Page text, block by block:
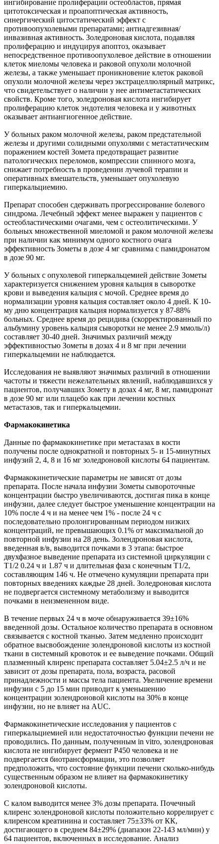
ингибирование пролиферации остеобластов, прямая
цитотоксическая и проапоптическая активность,
синергический цитостатический эффект с
противоопухолевыми препаратами; антиадгезивная/
инвазивная активность. Золедроновая кислота, подавляя
пролиферацию и индуцируя апоптоз, оказывает
непосредственное противоопухолевое действие в отношении
клеток миеломы человека и раковой опухоли молочной
железы, а также уменьшает проникновение клеток раковой
опухоли молочной железы через экстрацеллюлярный матрикс,
что свидетельствует о наличии у нее антиметастатических
свойств. Кроме того, золедроновая кислота ингибирует
пролиферацию клеток эндотелия человека и у животных
оказывает антиангиогенное действие.
У больных раком молочной железы, раком предстательной
железы и другими солидными опухолями с метастатическим
поражением костей Зомета предотвращает развитие
патологических переломов, компрессии спинного мозга,
снижает потребность в проведении лучевой терапии и
оперативных вмешательств, уменьшает опухолевую
гиперкальциемию.
Препарат способен сдерживать прогрессирование болевого
синдрома. Лечебный эффект менее выражен у пациентов с
остеобластическими очагами, чем с остеолитическими. У
больных множественной миеломой и раком молочной железы
при наличии как минимум одного костного очага
эффективность Зометы в дозе 4 мг сравнима с памидронатом
в дозе 90 мг.
У больных с опухолевой гиперкальцемией действие Зометы
характеризуется снижением уровня кальция в сыворотке
крови и выведения кальция с мочой. Среднее время до
нормализации уровня кальция составляет около 4 дней. К 10-
му дню концентрация кальция нормализуется у 87-88%
больных. Среднее время до рецидива (скорректированный по
альбумину уровень кальция сыворотки не менее 2.9 ммоль/л)
составляет 30-40 дней. Значимых различий между
эффективностью Зометы в дозах 4 и 8 мг при лечении
гиперкальцемии не наблюдается.
Исследования не выявляют значимых различий в отношении
частоты и тяжести нежелательных явлений, наблюдавшихся у
пациентов, получавших Зомету в дозах 4 мг, 8 мг, памидронат
в дозе 90 мг или плацебо как при лечении костных
метастазов, так и гиперкальцемии.
Фармакокинетика
Данные по фармакокинетике при метастазах в кости
получены после однократной и повторных 5- и 15-минутных
инфузий 2, 4, 8 и 16 мг золедроновой кислоты 64 пациентам.
Фармакокинетические параметры не зависят от дозы
препарата. После начала инфузии Зометы сывороточные
концентрации быстро увеличиваются, достигая пика в конце
инфузии, далее следует быстрое уменьшение концентрации на
10% после 4 ч и на менее чем 1% - после 24 ч с
последовательно пролонгированным периодом низких
концентраций, не превышающих 0.1% от максимальной до
повторной инфузии на 28 день. Золендроновая кислота,
введенная в/в, выводится почками в 3 этапа: быстрое
двухфазное выведение препарата из системной циркуляции с
T1/2 0.24 ч и 1.87 ч и длительная фаза с конечным T1/2,
составляющим 146 ч. Не отмечено кумуляции препарата при
повторных введениях каждые 28 дней. Золедроновая кислота
не подвергается системному метаболизму и выводится
почками в неизмененном виде.
В течение первых 24 ч в моче обнаруживается 39±16%
введенной дозы. Остальное количество препарата в основном
связывается с костной тканью. Затем медленно происходит
обратное высвобождение золендроновой кислоты из костной
ткани в системный кровоток и ее выведение почками. Общий
плазменный клиренс препарата составляет 5.04±2.5 л/ч и не
зависит от дозы препарата, пола, возраста, расовой
принадлежности и массы тела пациента. Увеличение времени
инфузии с 5 до 15 мин приводит к уменьшению
концентрации золендроновой кислоты на 30% в конце
инфузии, но не влияет на AUC.
Фармакокинетические исследования у пациентов с
гиперкальциемией или недостаточностью функции печени не
проводились. По данным, полученным in vitro, золендроновая
кислота не ингибирует фермент P450 человека и не
подвергается биотрансформации, это позволяет
предположить, что состояние функции печени сколько-нибудь
существенным образом не влияет на фармакокинетику
золендроновой кислоты.
С калом выводится менее 3% дозы препарата. Почечный
клиренс золендроновой кислоты положительно коррелирует с
клиренсом креатинина и составляет 75±33% от КК,
достигающего в среднем 84±29% (диапазон 22-143 мл/мин) у
64 пациентов, включенных в исследование. Анализ